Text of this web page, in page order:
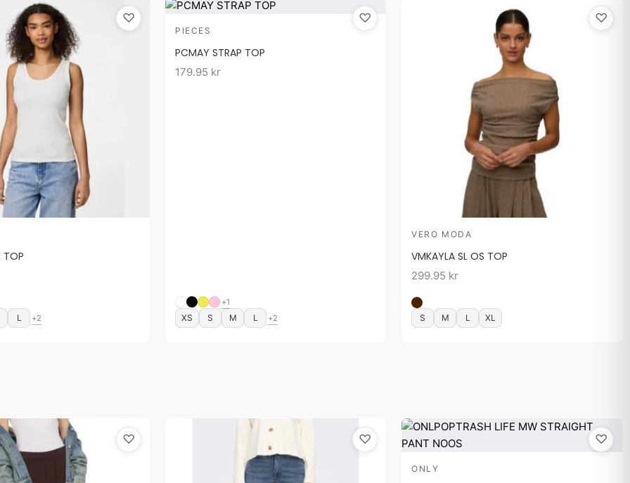
♡
TOP
L +2
♡
PIECES
PCMAY STRAP TOP
179.95 kr
+1
XS S M L +2
♡
VERO MODA
VMKAYLA SL OS TOP
299.95 kr
S M L XL
♡ ♡ ♡
ONLY